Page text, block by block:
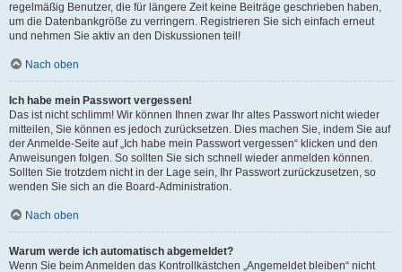
regelmäßig Benutzer, die für längere Zeit keine Beiträge geschrieben haben,
um die Datenbankgröße zu verringern. Registrieren Sie sich einfach erneut
und nehmen Sie aktiv an den Diskussionen teil!
Nach oben
Ich habe mein Passwort vergessen!
Das ist nicht schlimm! Wir können Ihnen zwar Ihr altes Passwort nicht wieder
mitteilen, Sie können es jedoch zurücksetzen. Dies machen Sie, indem Sie auf
der Anmelde-Seite auf „Ich habe mein Passwort vergessen“ klicken und den
Anweisungen folgen. So sollten Sie sich schnell wieder anmelden können.
Sollten Sie trotzdem nicht in der Lage sein, Ihr Passwort zurückzusetzen, so
wenden Sie sich an die Board-Administration.
Nach oben
Warum werde ich automatisch abgemeldet?
Wenn Sie beim Anmelden das Kontrollkästchen „Angemeldet bleiben“ nicht